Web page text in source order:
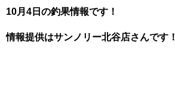
10月4日の釣果情報です！
情報提供はサンノリー北谷店さんです！